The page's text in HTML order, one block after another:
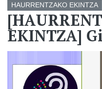
HAURRENTZAKO EKINTZA
EKINTZA]